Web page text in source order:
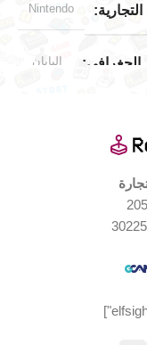
التجارية Nintendo
الجغرافي اليابان